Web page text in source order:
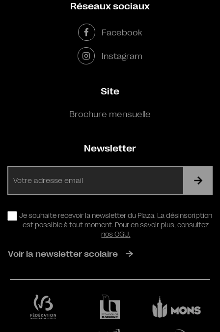
Réseaux sociaux
Facebook
Instagram
Site
Brochure mensuelle
Newsletter
RGPD
Je souhaite recevoir la newsletter du Plaza. La désinscription
est possible à tout moment. Pour en savoir plus,consultez
nos CGU.
Voir la newsletter scolaire